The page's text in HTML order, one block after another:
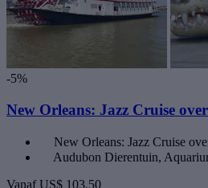
-5%
New Orleans: Jazz Cruise
New Orleans: Jazz Cruise
Audubon Dierentuin,
Vanaf US$ 103,50